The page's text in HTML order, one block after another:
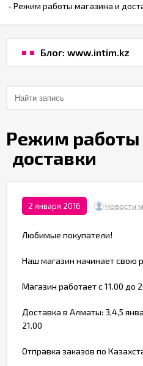
⚡
Служба
качества
Контакты
Отзывы
-Режим работы магазина и
Режим работы
доставки
2 января 2016 Новости
Любимые покупатели!
Наш магазин начинает свою
Магазин работает с 11.00 до
Доставка в Алматы: 3,4,5
21.00
Отправка заказов по
Блог: www.intim.kz